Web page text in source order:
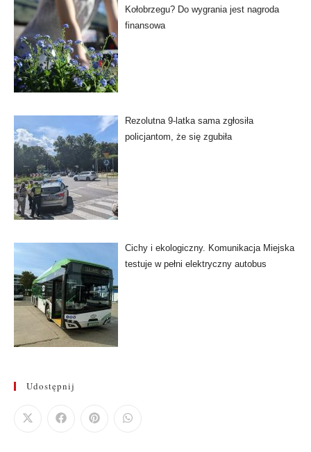
Kołobrzegu? Do wygrania jest nagroda
finansowa
Rezolutna 9-latka sama zgłosiła
policjantom, że się zgubiła
Cichy i ekologiczny. Komunikacja Miejska
testuje w pełni elektryczny autobus
Udostępnij